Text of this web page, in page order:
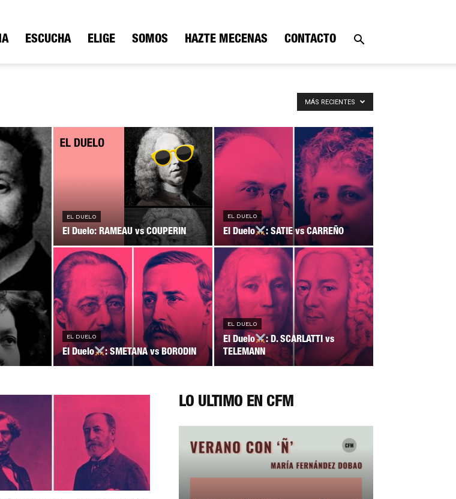
ESCUCHA ELIGE SOMOS HAZTE MECENAS CONTACTO
MÁS RECIENTES
EL DUELO
El Duelo: RAMEAU vs COUPERIN
EL DUELO
El Duelo : SATIE vs CARREÑO
EL DUELO
El Duelo : SMETANA vs BORODIN
EL DUELO
El Duelo
: D. SCARLATTI vs
TELEMANN
LO ÚLTIMO EN CFM